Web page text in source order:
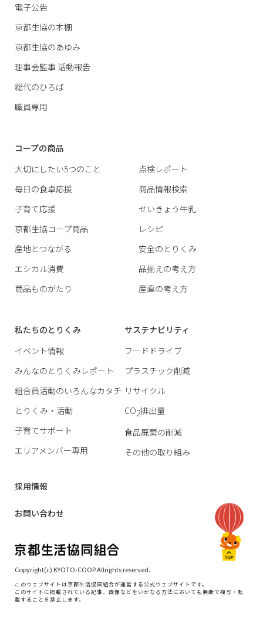
電子公告
京都生協の本棚
京都生協のあゆみ
理事会監事 活動報告
総代のひろば
職員専用
コープの商品
大切にしたい5つのこと
毎日の食卓応援
子育て応援
京都生協コープ商品
産地とつながる
エシカル消費
商品ものがたり
点検レポート
商品情報検索
せいきょう牛乳
レシピ
安全のとりくみ
品揃えの考え方
産直の考え方
私たちのとりくみ
イベント情報
みんなのとりくみレポート
組合員活動のいろんなカタチ
とりくみ・活動
子育てサポート
エリアメンバー専用
サステナビリティ
フードドライブ
プラスチック削減
リサイクル
CO2排出量
食品廃棄の削減
その他の取り組み
採用情報
お問い合わせ
Copyright(c) KYOTO-COOP.Allrights reserved.
このウェブサイトは京都生活協同組合が運営する公式ウェブサイトです。
このサイトに掲載されている記事、画像などをいかなる方法においても無断で複写・転
載することを禁止します。